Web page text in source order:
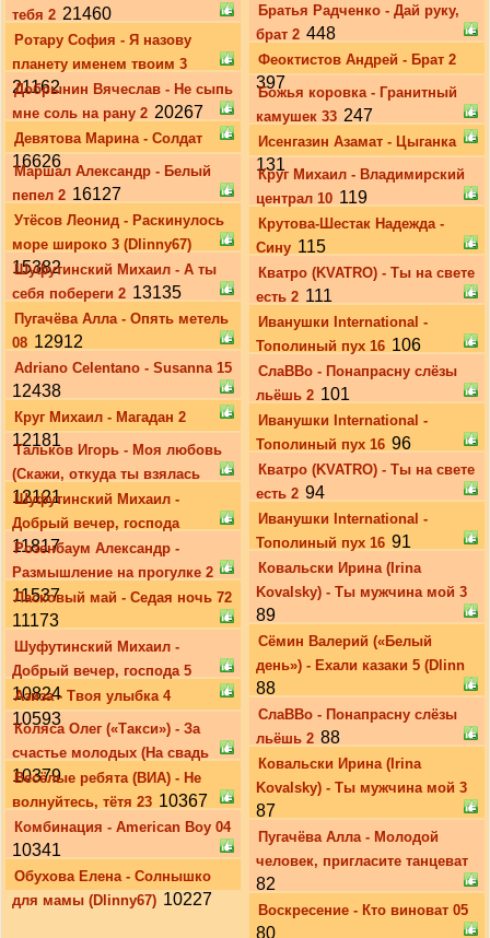
тебя 2 21460
Ротару София - Я назову
планету именем твоим 3
21162
Добрынин Вячеслав - Не сыпь
мне соль на рану 2 20267
Девятова Марина - Солдат
16626
Маршал Александр - Белый
пепел 2 16127
Утёсов Леонид - Раскинулось
море широко 3 (Dlinny67)
15382
Шуфутинский Михаил - А ты
себя побереги 2 13135
Пугачёва Алла - Опять метель
08 12912
Adriano Celentano - Susanna 15
12438
Круг Михаил - Магадан 2
12181
Тальков Игорь - Моя любовь
(Скажи, откуда ты взялась
12121
Шуфутинский Михаил -
Добрый вечер, господа
11817
Розенбаум Александр -
Размышление на прогулке 2
11537
Ласковый май - Седая ночь 72
11173
Шуфутинский Михаил -
Добрый вечер, господа 5
10824
Азиза - Твоя улыбка 4
10593
Коляса Олег («Такси») - За
счастье молодых (На свадь
10379
Весёлые ребята (ВИА) - Не
волнуйтесь, тётя 23 10367
Комбинация - American Boy 04
10341
Обухова Елена - Солнышко
для мамы (Dlinny67) 10227
Братья Радченко - Дай руку,
брат 2 448
Феоктистов Андрей - Брат 2
397
Божья коровка - Гранитный
камушек 33 247
Исенгазин Азамат - Цыганка
131
Круг Михаил - Владимирский
централ 10 119
Крутова-Шестак Надежда -
Сину 115
Кватро (KVATRO) - Ты на свете
есть 2 111
Иванушки International -
Тополиный пух 16 106
СлаВВо - Понапрасну слёзы
льёшь 2 101
Иванушки International -
Тополиный пух 16 96
Кватро (KVATRO) - Ты на свете
есть 2 94
Иванушки International -
Тополиный пух 16 91
Ковальски Ирина (Irina
Kovalsky) - Ты мужчина мой 3
89
Сёмин Валерий («Белый
день») - Ехали казаки 5 (Dlinn
88
СлаВВо - Понапрасну слёзы
льёшь 2 88
Ковальски Ирина (Irina
Kovalsky) - Ты мужчина мой 3
87
Пугачёва Алла - Молодой
человек, пригласите танцеват
82
Воскресение - Кто виноват 05
80